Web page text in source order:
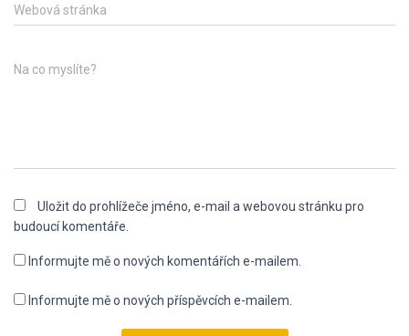
Webová stránka
Na co myslíte?
Uložit do prohlížeče jméno, e-mail a webovou stránku pro
budoucí komentáře.
Informujte mě o nových komentářích e-mailem.
Informujte mě o nových příspěvcích e-mailem.